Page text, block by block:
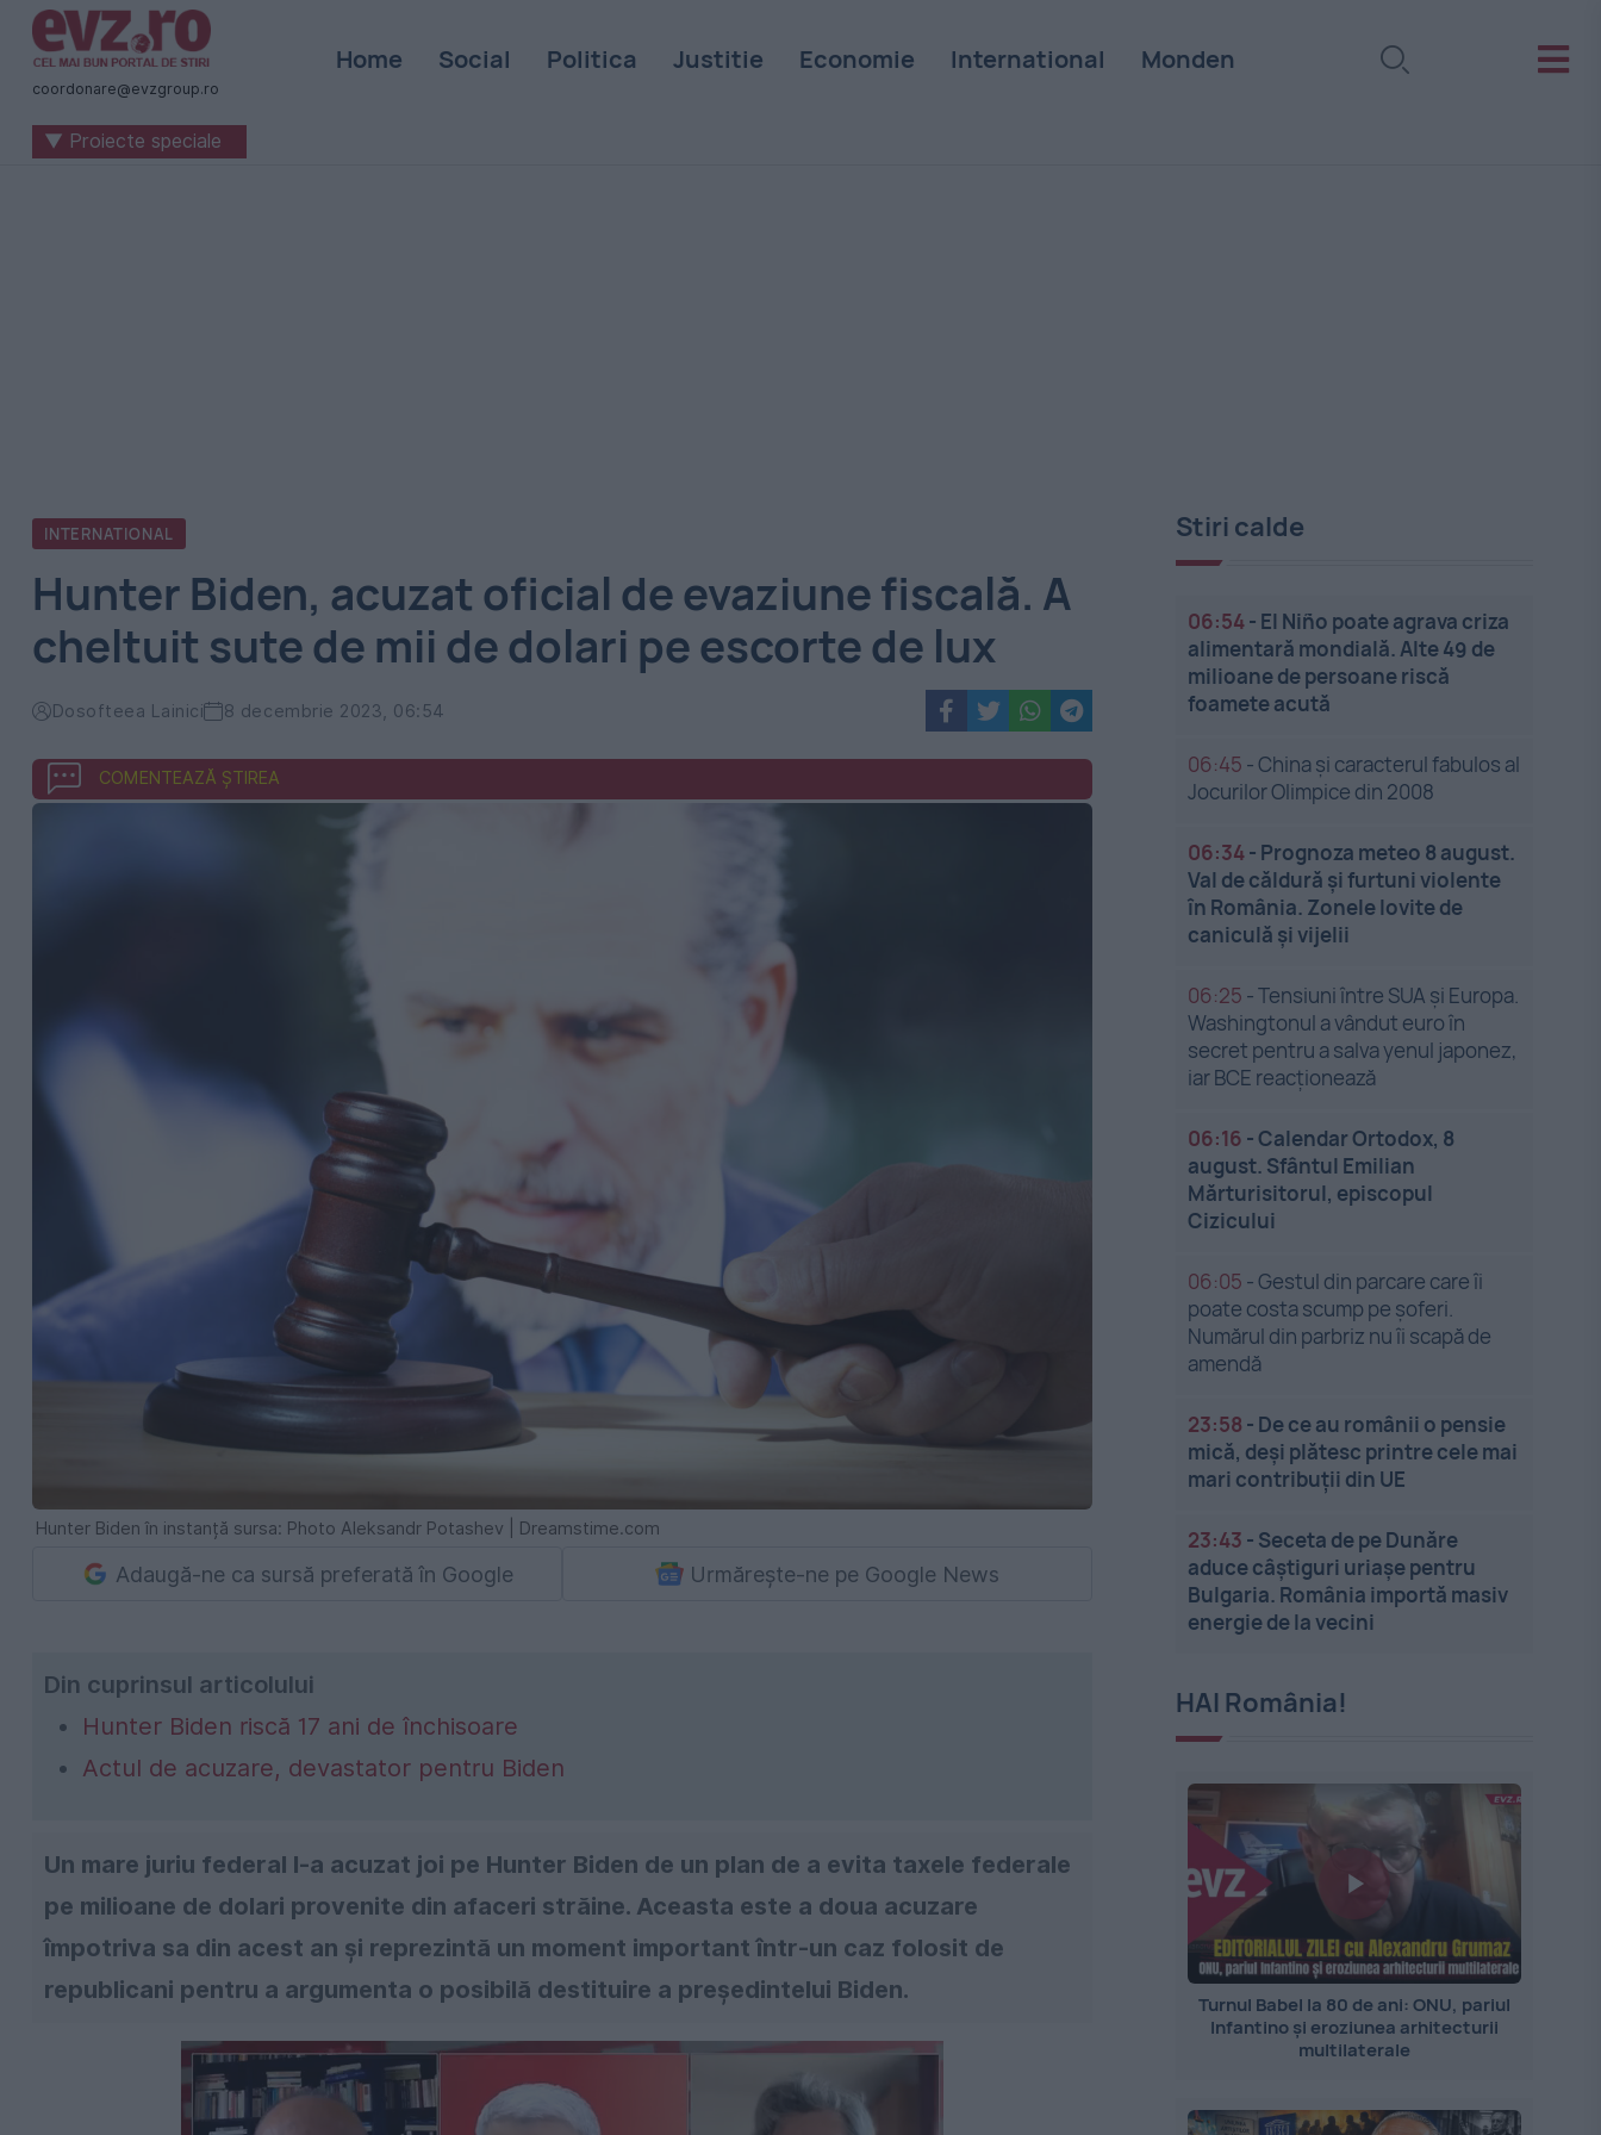
Știri
naționale
internaționale
coordonare@evzgroup.ro
Home Social Politica Justitie Economie International Monden
▼ Proiecte speciale
INTERNATIONAL
Hunter Biden, acuzat oficial de evaziune fiscală. A
cheltuit sute de mii de dolari pe escorte de lux
Dosofteea Lainici 8 decembrie 2023, 06:54
COMENTEAZĂ ȘTIREA
Hunter Biden în instanță sursa: Photo Aleksandr Potashev | Dreamstime.com
Adaugă-ne ca sursă preferată în Google Urmărește-ne pe Google News
Din cuprinsul articolului
Hunter Biden riscă 17 ani de închisoare
Actul de acuzare, devastator pentru Biden
Un mare juriu federal l-a acuzat joi pe Hunter Biden de un plan de a evita taxele federale
pe milioane de dolari provenite din afaceri străine. Aceasta este a doua acuzare
împotriva sa din acest an și reprezintă un moment important într-un caz folosit de
republicani pentru a argumenta o posibilă destituire a președintelui Biden.
Stiri calde
06:54- El Niño poate agrava criza
alimentară mondială. Alte 49 de
milioane de persoane riscă
foamete acută
06:45 -China și caracterul fabulos al
Jocurilor Olimpice din 2008
06:34- Prognoza meteo 8 august.
Val de căldură și furtuni violente
în România. Zonele lovite de
caniculă și vijelii
06:25 -Tensiuni între SUA și Europa.
Washingtonul a vândut euro în
secret pentru a salva yenul japonez,
iar BCE reacționează
06:16 -Calendar Ortodox, 8
august. Sfântul Emilian
Mărturisitorul, episcopul
Cizicului
06:05 -Gestul din parcare care îi
poate costa scump pe șoferi.
Numărul din parbriz nu îi scapă de
amendă
23:58 - De ce au românii o pensie
mică, deși plătesc printre cele mai
mari contribuții din UE
23:43 - Seceta de pe Dunăre
aduce câștiguri uriașe pentru
Bulgaria. România importă masiv
energie de la vecini
HAI România!
Turnul Babel la 80 de ani: ONU, pariul
Infantino și eroziunea arhitecturii
multilaterale